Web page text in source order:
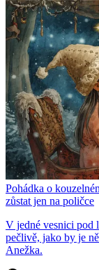
Pohádka o
zůstat jen na poličce
V jedné vesnici pod
pečlivě, jako by je
Anežka.